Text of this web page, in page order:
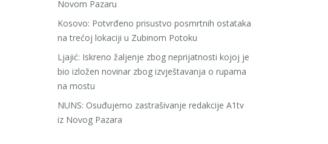
Novom Pazaru
Kosovo: Potvrđeno prisustvo posmrtnih ostataka
na trećoj lokaciji u Zubinom Potoku
Ljajić: Iskreno žaljenje zbog neprijatnosti kojoj je
bio izložen novinar zbog izvještavanja o rupama
na mostu
NUNS: Osuđujemo zastrašivanje redakcije A1tv
iz Novog Pazara